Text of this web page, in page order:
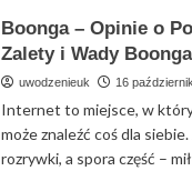
szukam
–
czy
to
miejsce
na
Boonga – Opinie o
Zalety i Wady
uwodzenieuk 16
Internet to miejsce, w
może znaleźć coś dla
rozrywki, a spora część –